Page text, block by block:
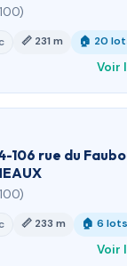
📏 231 m 🏠 20
Voir
106 rue du
📏 233 m 🏠 6 lots
Voir